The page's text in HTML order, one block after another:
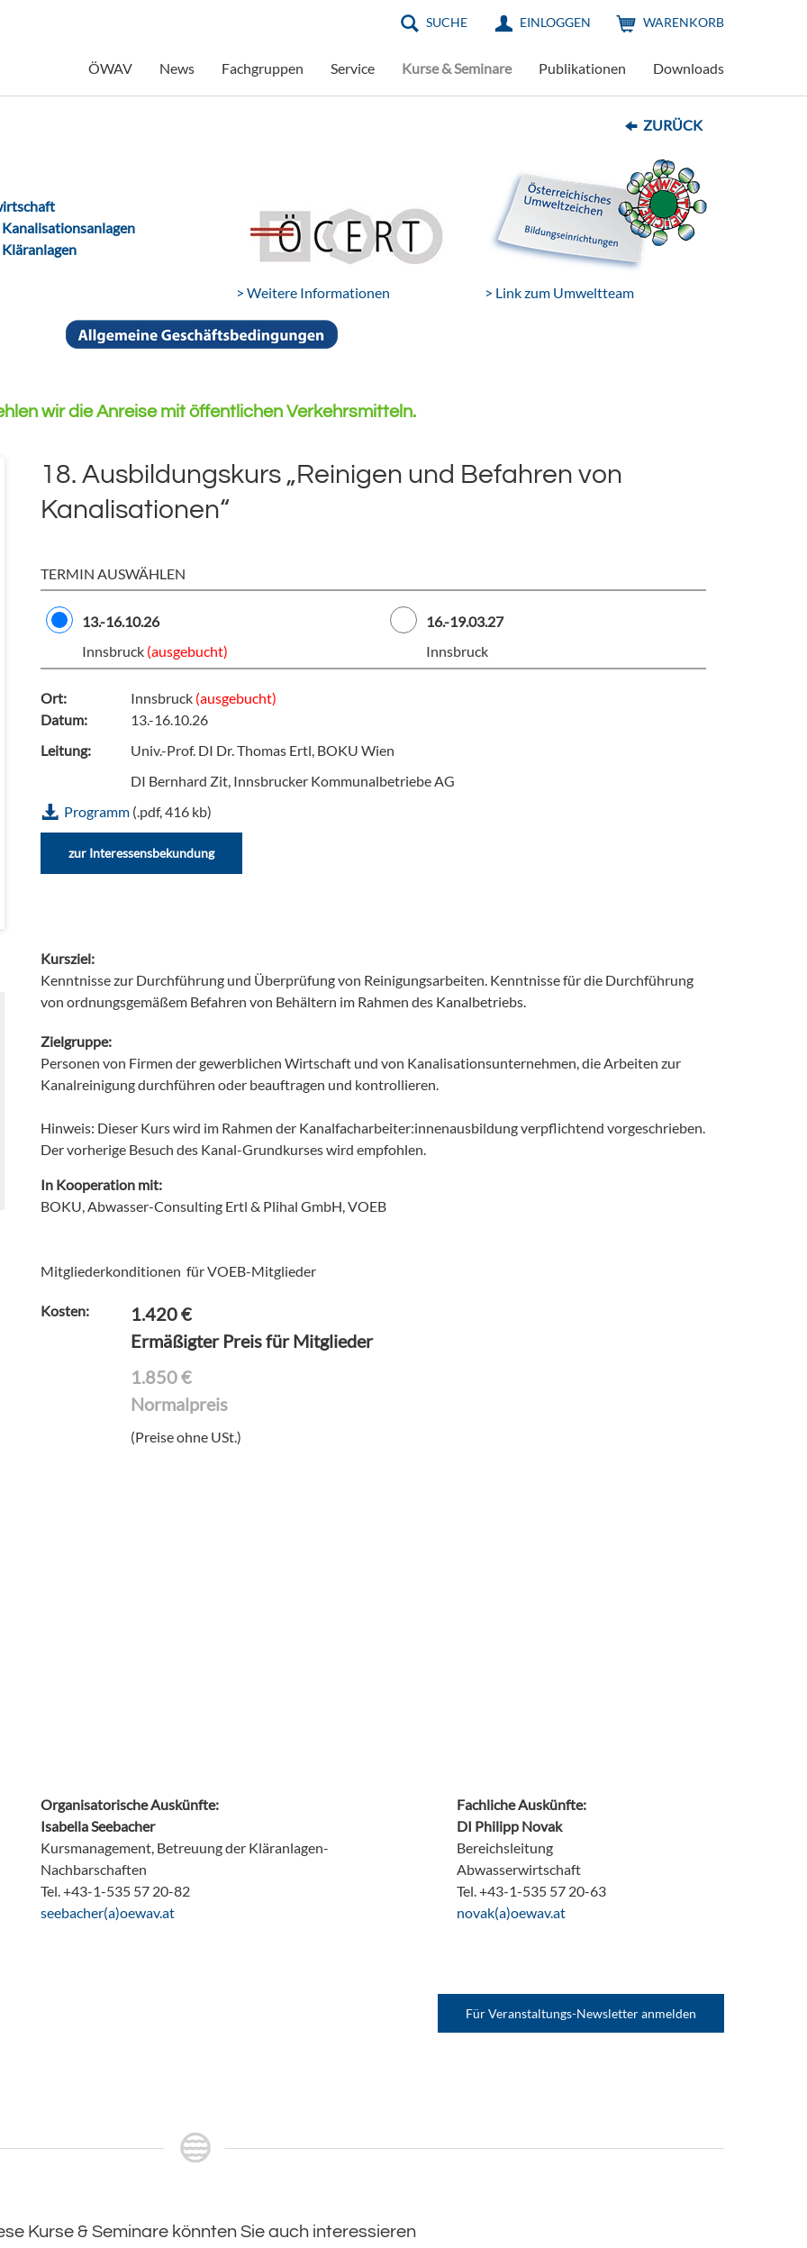
SUCHE EINLOGGEN WARENKORB
ÖWAV News Fachgruppen Service Kurse & Seminare Publikationen Downloads
ZURÜCK
Kanalisationsanlagen
Kläranlagen
> Weitere Informationen > Link zum Umweltteam
wir die Anreise mit öffentlichen Verkehrsmitteln.
18. Ausbildungskurs „Reinigen und Befahren von
Kanalisationen“
TERMIN AUSWÄHLEN
13.-16.10.26
Innsbruck(ausgebucht)
16.-19.03.27
Innsbruck
Ort: Innsbruck(ausgebucht)
Datum:
13.-16.10.26
Leitung:
Univ.-Prof. DI Dr. Thomas Ertl, BOKU Wien
DI Bernhard Zit, Innsbrucker Kommunalbetriebe AG
Programm(.pdf, 416 kb)
zur Interessensbekundung
Kursziel:
Kenntnisse zur Durchführung und Überprüfung von Reinigungsarbeiten. Kenntnisse für die Durchführung
von ordnungsgemäßem Befahren von Behältern im Rahmen des Kanalbetriebs.
Zielgruppe:
Personen von Firmen der gewerblichen Wirtschaft und von Kanalisationsunternehmen, die Arbeiten zur
Kanalreinigung durchführen oder beauftragen und kontrollieren.
Hinweis: Dieser Kurs wird im Rahmen der Kanalfacharbeiter:innenausbildung verpflichtend vorgeschrieben.
Der vorherige Besuch des Kanal-Grundkurses wird empfohlen.
In Kooperation mit:
BOKU, Abwasser-Consulting Ertl & Plihal GmbH, VOEB
Mitgliederkonditionen für VOEB-Mitglieder
Kosten: 1.420€
Ermäßigter Preis für Mitglieder
1.850€
Normalpreis
(Preise ohne USt.)
Organisatorische Auskünfte:
Isabella Seebacher
Kursmanagement, Betreuung der Kläranlagen-
Nachbarschaften
Tel. +43-1-535 57 20-82
ta.vaweo(a)rehcabees
Fachliche Auskünfte:
DI Philipp Novak
Bereichsleitung
Abwasserwirtschaft
Tel. +43-1-535 57 20-63
ta.vaweo(a)kavon
Für Veranstaltungs-Newsletter anmelden
Kurse & Seminare könnten Sie auch interessieren